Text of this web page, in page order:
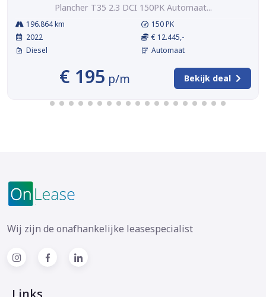
Plancher T35 2.3 DCI 150PK Automaat...
196.864 km
2022
Diesel
150 PK
€ 12.445,-
Automaat
€ 195 p/m Bekijk deal
Wij zijn de onafhankelijke leasespecialist
Links